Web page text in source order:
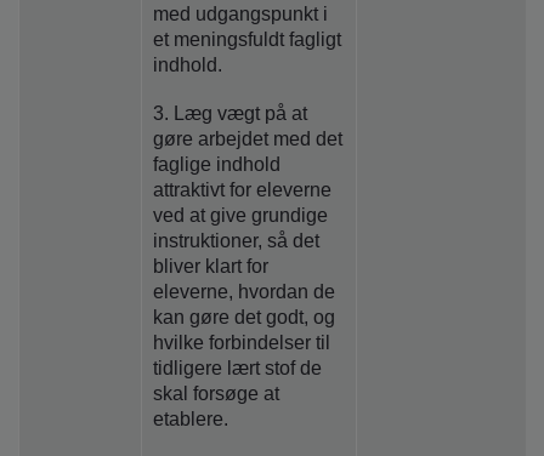
med udgangspunkt i
et meningsfuldt fagligt
indhold.
3. Læg vægt på at
gøre arbejdet med det
faglige indhold
attraktivt for eleverne
ved at give grundige
instruktioner, så det
bliver klart for
eleverne, hvordan de
kan gøre det godt, og
hvilke forbindelser til
tidligere lært stof de
skal forsøge at
etablere.